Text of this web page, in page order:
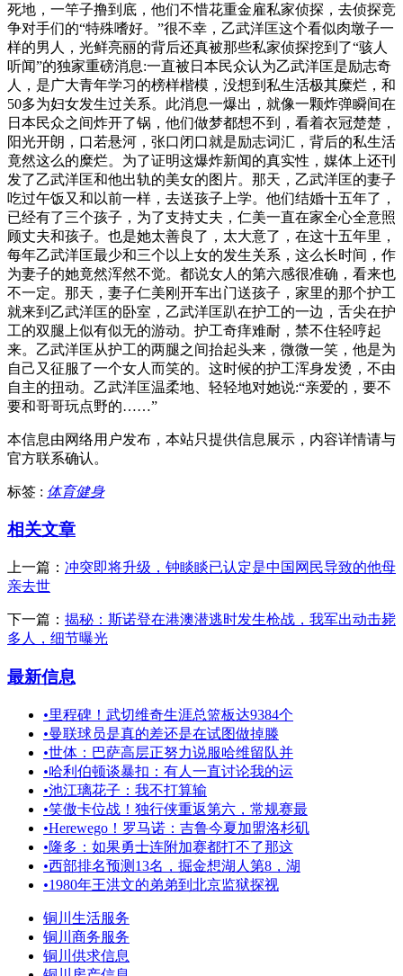
死地，一竿子撸到底，他们不惜花重金雇私家侦探，去侦探竞
争对手们的“特殊嗜好。”很不幸，乙武洋匡这个看似肉墩子一
样的男人，光鲜亮丽的背后还真被那些私家侦探挖到了“骇人
听闻”的独家重磅消息:一直被日本民众认为乙武洋匡是励志奇
人，是广大青年学习的榜样楷模，没想到私生活极其糜烂，和
50多为妇女发生过关系。此消息一爆出，就像一颗炸弹瞬间在
日本民众之间炸开了锅，他们做梦都想不到，看着衣冠楚楚，
阳光开朗，口若悬河，张口闭口就是励志词汇，背后的私生活
竟然这么的糜烂。为了证明这爆炸新闻的真实性，媒体上还刊
发了乙武洋匡和他出轨的美女的图片。那天，乙武洋匡的妻子
吃过午饭又和以前一样，去送孩子上学。他们结婚十五年了，
已经有了三个孩子，为了支持丈夫，仁美一直在家全心全意照
顾丈夫和孩子。也是她太善良了，太大意了，在这十五年里，
每年乙武洋匡最少和三个以上女的发生关系，这么长时间，作
为妻子的她竟然浑然不觉。都说女人的第六感很准确，看来也
不一定。那天，妻子仁美刚开车出门送孩子，家里的那个护工
就来到乙武洋匡的卧室，乙武洋匡趴在护工的一边，舌尖在护
工的双腿上似有似无的游动。护工奇痒难耐，禁不住轻哼起
来。乙武洋匡从护工的两腿之间抬起头来，微微一笑，他是为
自己又征服了一个女人而笑的。这时候的护工浑身发烫，不由
自主的扭动。乙武洋匡温柔地、轻轻地对她说:“亲爱的，要不
要和哥哥玩点野的……”
本信息由网络用户发布， 本站只提供信息展示，内容详情请与
官方联系确认。
标签 : 体育健身
相关文章
上一篇： 冲突即将升级，钟睒睒已认定是中国网民导致的他母
亲去世
下一篇： 揭秘：斯诺登在港澳潜逃时发生枪战，我军出动击毙
多人，细节曝光
最新信息
•里程碑！武切维奇生涯总篮板达9384个
•曼联球员是真的差还是在试图做掉滕
•世体：巴萨高层正努力说服哈维留队并
•哈利伯顿谈暴扣：有人一直讨论我的运
•池江璃花子：我不打算输
•笑傲卡位战！独行侠重返第六，常规赛最
•Herewego！罗马诺：吉鲁今夏加盟洛杉矶
•隆多：如果勇士连附加赛都打不了那这
•西部排名预测13名，掘金想湖人第8，湖
•1980年王洪文的弟弟到北京监狱探视
铜川生活服务
铜川商务服务
铜川供求信息